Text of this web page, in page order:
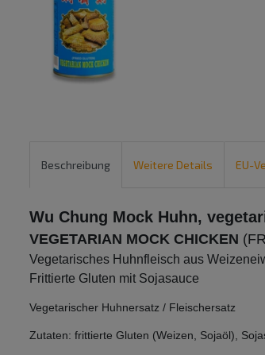
Beschreibung Weitere Details EU-
Wu Chung Mock Huhn,
VEGETARIAN MOCK CHICKEN
Vegetarisches Huhnfleisch aus
Frittierte Gluten mit Sojasauce
Vegetarischer Huhnersatz / Fleischersatz
Zutaten: frittierte Gluten (Weizen, Sojaöl),